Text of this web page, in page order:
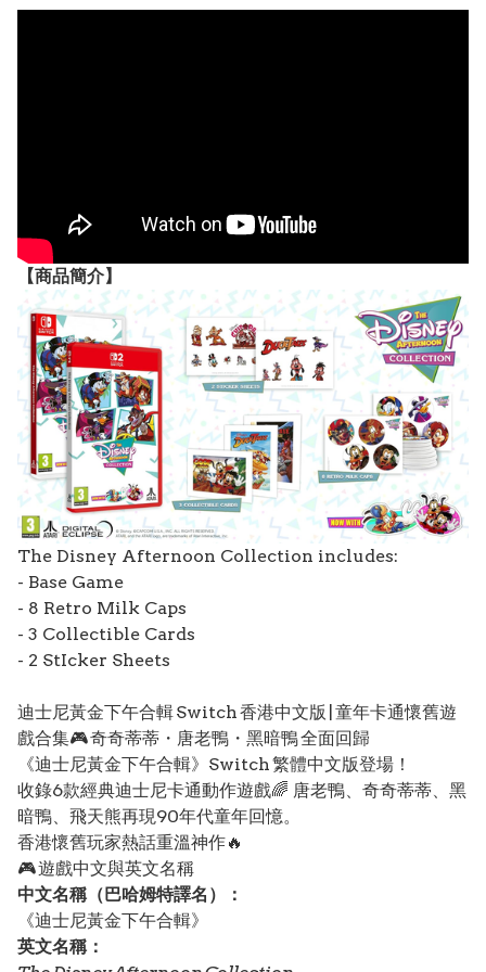
【商品簡介】
The Disney Afternoon Collection includes:
- Base Game
- 8 Retro Milk Caps
- 3 Collectible Cards
- 2 StIcker Sheets
迪士尼黃金下午合輯 Switch 香港中文版 | 童年卡通懷舊遊
戲合集🎮 奇奇蒂蒂・唐老鴨・黑暗鴨 全面回歸
《迪士尼黃金下午合輯》Switch 繁體中文版登場！
收錄6款經典迪士尼卡通動作遊戲🌈 唐老鴨、奇奇蒂蒂、黑
暗鴨、飛天熊再現90年代童年回憶。
香港懷舊玩家熱話重溫神作🔥
🎮 遊戲中文與英文名稱
中文名稱（巴哈姆特譯名）：
《迪士尼黃金下午合輯》
英文名稱：